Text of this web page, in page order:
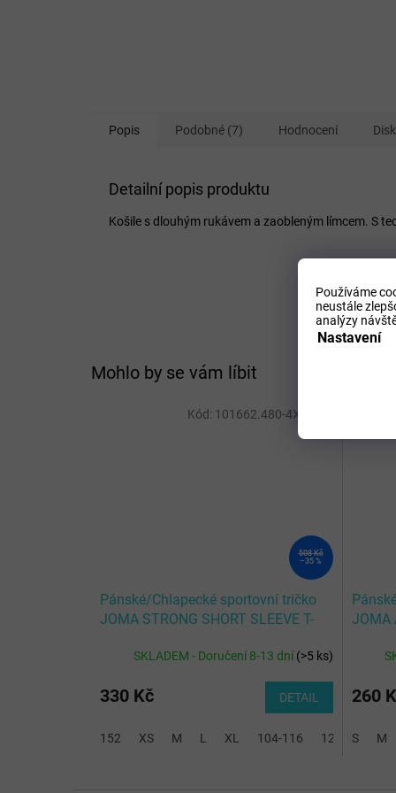
Používáme
neustále
analýzy
Nastavení
Mohlo by se vám líbit
508 Kč
–35 %
Pánské/Chlapecké sportovní tričko
JOMA STRONG SHORT SLEEVE T-
SKLADEM - Doručení 8-13 dní(>5 ks)
330 Kč DETAIL
152 XS M L XL 104-116 128-140
Kód: 101662.480-4XS-3XS
JOMA
260
S M
Popis Podobné (7) Hodnocení
Detailní popis produktu
Košile s dlouhým rukávem a zaobleným límcem. S